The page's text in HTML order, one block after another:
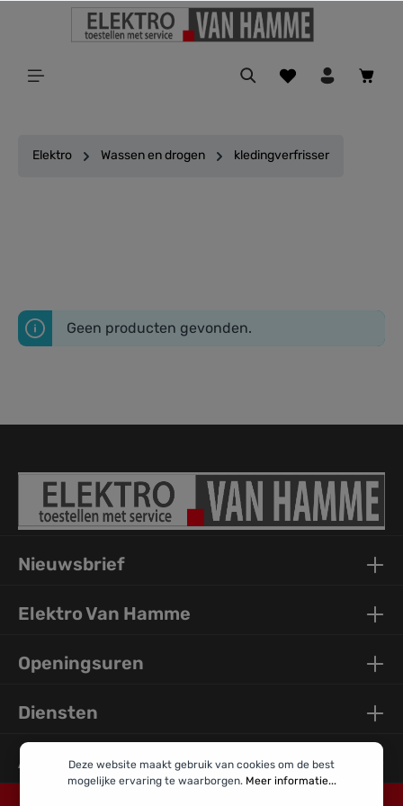
Elektro Wassen en drogen kledingverfrisser
Geen producten gevonden.
Nieuwsbrief
Elektro Van Hamme
Openingsuren
Diensten
Algemene Info
Deze website maakt gebruik van cookies om de best
mogelijke ervaring te waarborgen. Meer informatie...